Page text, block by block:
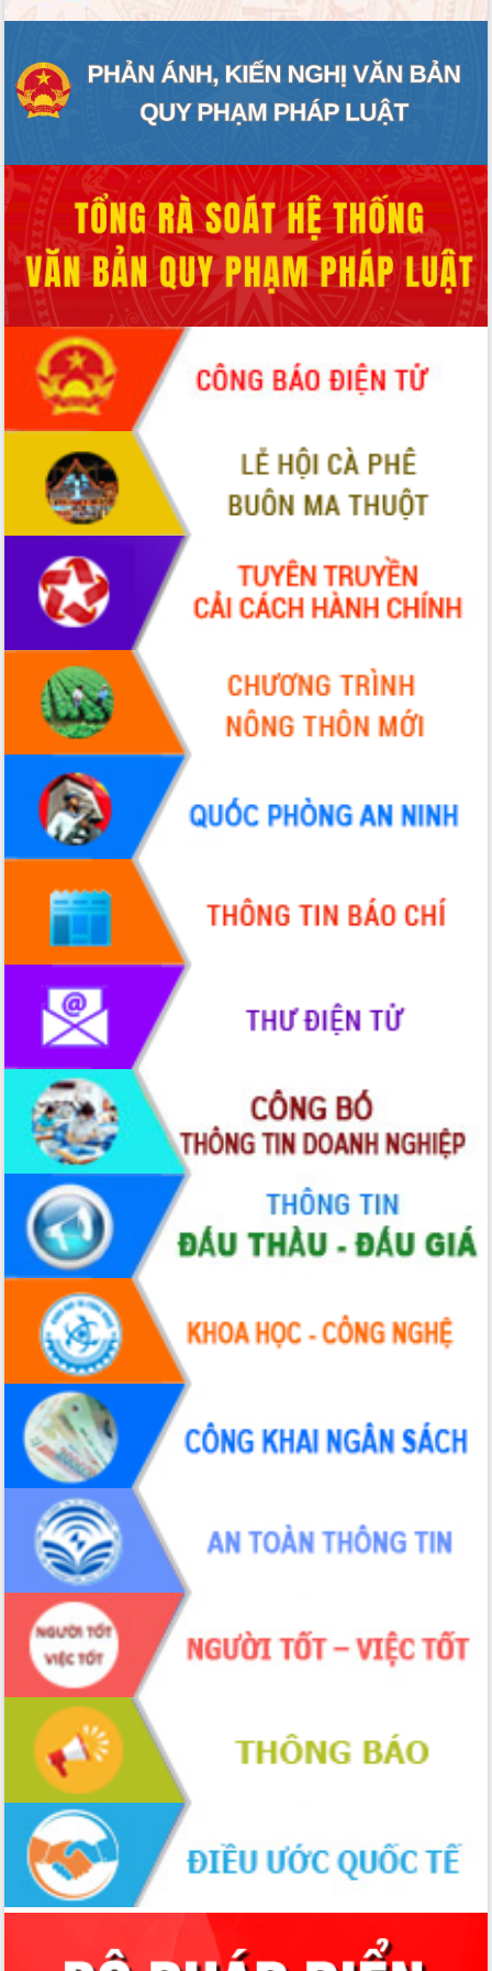
quan Đảng, Nhà nước
Lễ phát động chuỗi hoạt động chung
tay làm sạch môi trường
công tác cải cách hành chính mô hình
mới
UBND tỉnh họp báo định kỳ tháng 4
năm 2026
Hội thảo khoa học “Giải pháp thúc đẩy
phát triển nền kinh tế xanh tại tỉnh
Đắk Lắk”
Tăng cường giám sát, đôn đốc thực
hiện nhiệm vụ quản lý tài sản công
hàng tuần
Tháo gỡ những vướng mắc, đẩy mạnh
công tác cải cách thủ tục hành chính
tại Trung tâm Phục vụ hành chính
công tỉnh
Đắk Lắk: Tôn vinh 46 giải pháp tại Hội
thi Sáng tạo Kỹ thuật 2024 - 2025
Đắk Lắk rà soát, điều chỉnh Đề án 190
về phát triển nuôi trồng thủy sản
Phó Chủ tịch UBND tỉnh Đắk Lắk
Trương Công Thái kiểm tra thực địa
Dự án cao tốc Khánh Hòa - Buôn Ma
Thuột
Định vị cà phê Việt Nam như một “di
sản sống” trong dòng chảy toàn cầu
Xây dựng nông thôn mới: Nâng cao đời
sống người dân từ những mô hình thiết
thực
Quyết liệt tháo gỡ vướng mắc, đẩy
nhanh tiến độ các dự án trọng điểm
trong Khu kinh tế Nam Phú Yên
Hòn Yến phát triển du lịch gắn với bảo
tồn biển
Lấy ý kiến điều chỉnh Quy hoạch tỉnh
Đắk Lắk thời kỳ 2021-2030, tầm nhìn
đến năm 2050
Phát động chiến dịch 30 ngày đêm
giải phóng mặt bằng Tuyến đường bộ
Đắk Lắk nỗ lực thúc đẩy tăng trưởng
kinh tế từ 10% trở lên trong Quý
II/2026
Đắk Lắk ký kết thỏa thuận hợp tác về
chuyển đổi số giai đoạn 2026 – 2030
với Tập đoàn Bưu chính Viễn thông
Việt Nam
Thứ trưởng Bộ Y tế làm việc với tỉnh
Đắk Lắk về phát triển nhân lực y tế
cho trạm y tế cấp xã
Du lịch Đắk Lắk nâng tầm trải nghiệm
du khách thông qua Hệ thống cơ sở dữ
liệu và Bản đồ số
Tập huấn ứng dụng trí tuệ nhân tạo (AI)
trong thương mại điện tử năm 2026
Đoàn đại biểu Quốc hội tỉnh Đắk Lắk
trao đổi thông tin trước Kỳ họp thứ
nhất, Quốc hội khóa XVI
Quyết liệt cải cách hành chính, khơi
thông nguồn lực phát triển
Nâng cao hiệu lực, hiệu quả HĐND
tỉnh thông qua hiện đại hóa hành chính
Xã Ea Phê gắn cải cách hành chính với
chuyển đổi số
Phó Chủ tịch Thường trực UBND tỉnh
Hồ Thị Nguyên Thảo làm việc tại Trung
tâm Phục vụ hành chính công xã Ea
Phê
Xây dựng nền hành chính số đồng
hành cùng nông dân dân, doanh nghiệp
Giai đoạn 2026-2030, Đắk Lắk phấn
đấu có 77% xã đạt chuẩn nông thôn
mới
Chuyển đổi số 'mở đường' cho nông
nghiệp Đắk Lắk tăng trưởng bứt phá
Triển khai đồng bộ đo đạc, lập hồ sơ
địa chính, hoàn thiện cơ sở dữ liệu đất